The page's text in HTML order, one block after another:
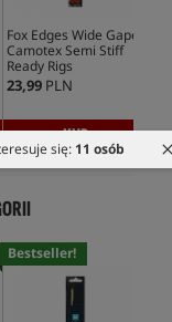
się:11 osób
Fox Edges Wide Gape
Camotex Semi Stiff
Ready Rigs
23,99 PLN
KUP
Bestseller!